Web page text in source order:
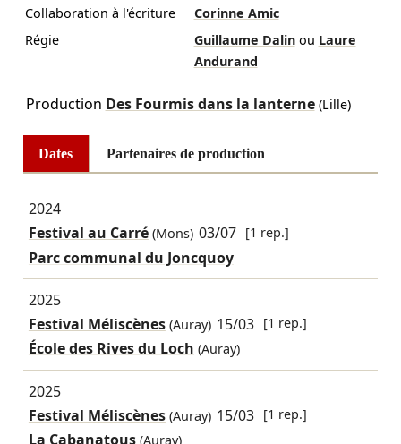
Collaboration à l'écriture
Corinne Amic
Régie
Guillaume Dalin ou Laure
Andurand
Production Des Fourmis dans la lanterne(Lille)
Dates Partenaires de production
2024
Festival au Carré(Mons) 03/07 [1 rep.]
Parc communal du Joncquoy
2025
Festival Méliscènes(Auray) 15/03 [1 rep.]
École des Rives du Loch (Auray)
2025
Festival Méliscènes(Auray) 15/03 [1 rep.]
La Cabanatous (Auray)